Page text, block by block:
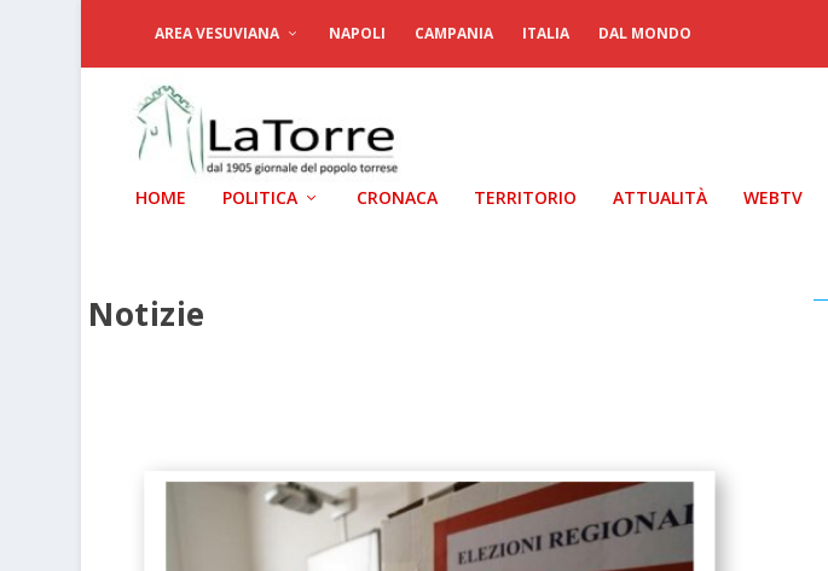
AREA VESUVIANA NAPOLI CAMPANIA ITALIA DAL MONDO
HOME POLITICA CRONACA TERRITORIO ATTUALITÀ WEBTV
Notizie